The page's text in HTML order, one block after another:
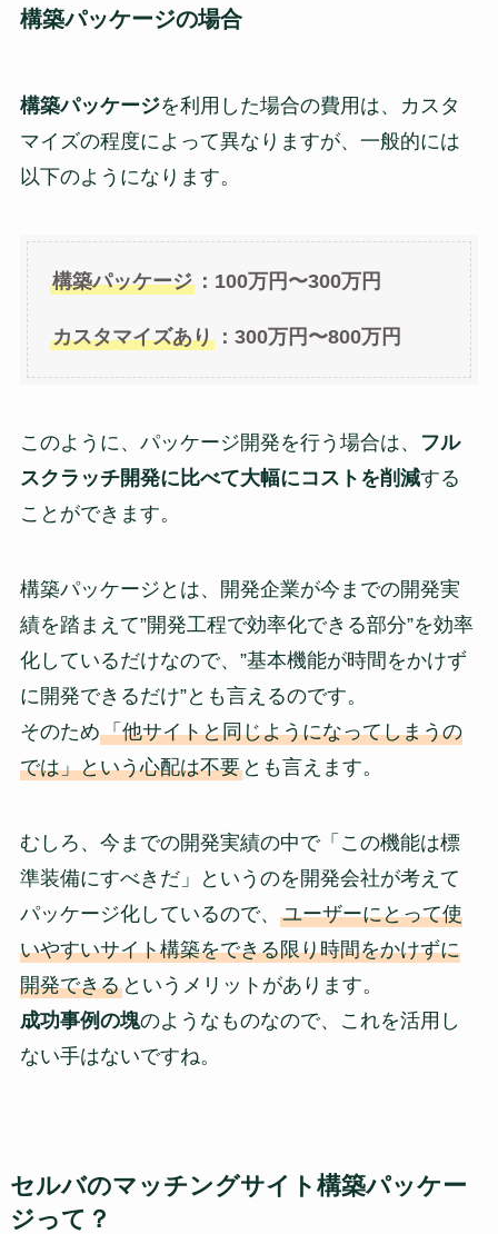
構築パッケージの場合
構築パッケージを利用した場合の費用は、カスタ
マイズの程度によって異なりますが、一般的には
以下のようになります。
構築パッケージ：100万円〜300万円
カスタマイズあり：300万円〜800万円
このように、パッケージ開発を行う場合は、
フル
スクラッチ開発に比べて大幅にコストを削減する
ことができます。
構築パッケージとは、開発企業が今までの開発実
績を踏まえて”開発工程で効率化できる部分”を効率
化しているだけなので、”基本機能が時間をかけず
に開発できるだけ”とも言えるのです。
そのため「他サイトと同じようになってしまうの
では」という心配は不要とも言えます。
むしろ、今までの開発実績の中で「この機能は標
準装備にすべきだ」というのを開発会社が考えて
パッケージ化しているので、 ユーザーにとって使
いやすいサイト構築をできる限り時間をかけずに
開発できるというメリットがあります。
成功事例の塊のようなものなので、これを活用し
ない手はないですね。
セルバのマッチングサイト構築パッケー
ジって？